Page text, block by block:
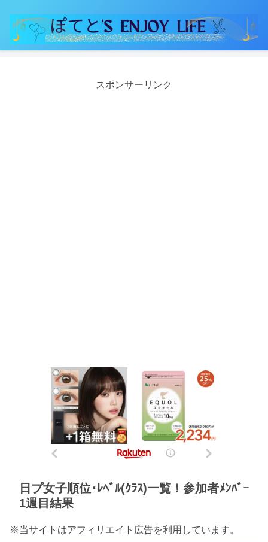
スポンサーリンク
日プ女子順位･ﾚﾍﾞﾙ(ｸﾗｽ)一覧！参加者ﾒﾝﾊﾞｰ
1週目結果
※当サイトはアフィリエイト広告を利用しています。